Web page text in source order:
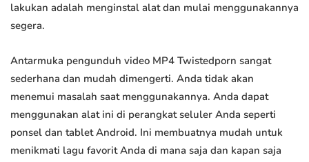
lakukan adalah menginstal alat dan mulai menggunakannya
segera.
Antarmuka pengunduh video MP4 Twistedporn sangat
sederhana dan mudah dimengerti. Anda tidak akan
menemui masalah saat menggunakannya. Anda dapat
menggunakan alat ini di perangkat seluler Anda seperti
ponsel dan tablet Android. Ini membuatnya mudah untuk
menikmati lagu favorit Anda di mana saja dan kapan saja